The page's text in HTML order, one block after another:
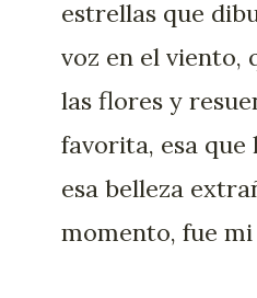
estrellas que
voz en el viento,
las flores y
favorita, esa que
esa belleza
momento, fue mi